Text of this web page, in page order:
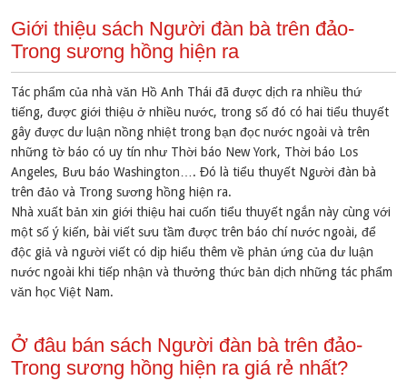
Giới thiệu sách Người đàn bà trên đảo-
Trong sương hồng hiện ra
Tác phẩm của nhà vǎn Hồ Anh Thái đã được dịch ra nhiều thứ
tiếng, được giới thiệu ở nhiều nước, trong số đó có hai tiểu thuyết
gây được dư luận nồng nhiệt trong bạn đọc nước ngoài và trên
những tờ báo có uy tín như Thời báo New York, Thời báo Los
Angeles, Bưu báo Washington…. Đó là tiểu thuyết Người đàn bà
trên đảo và Trong sương hồng hiện ra.
Nhà xuất bản xin giới thiệu hai cuốn tiểu thuyết ngắn này cùng với
một số ý kiến, bài viết sưu tầm được trên báo chí nước ngoài, để
độc giả và người viết có dịp hiểu thêm về phản ứng của dư luận
nước ngoài khi tiếp nhận và thưởng thức bản dịch những tác phẩm
vǎn học Việt Nam.
Ở đâu bán sách Người đàn bà trên đảo-
Trong sương hồng hiện ra giá rẻ nhất?